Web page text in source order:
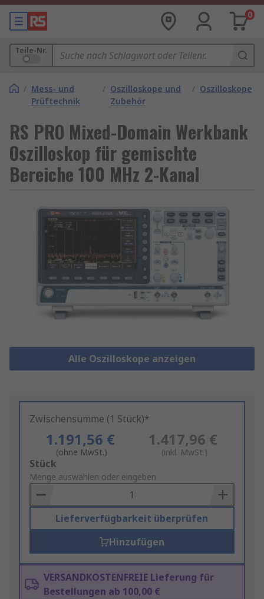
0
Teile-Nr.
/ Mess- und
Prüftechnik
/ Oszilloskope und
Zubehör
/ Oszilloskope
RS PRO Mixed-Domain Werkbank
Oszilloskop für gemischte
Bereiche 100 MHz 2-Kanal
Alle Oszilloskope anzeigen
Zwischensumme (1 Stück)*
1.191,56 €
(ohne MwSt.)
1.417,96 €
(inkl. MwSt.)
Add
to
Basket
Stück
Menge auswählen oder eingeben
Lieferverfügbarkeit überprüfen
Hinzufügen
VERSANDKOSTENFREIE Lieferung für
Bestellungen ab 100,00 €